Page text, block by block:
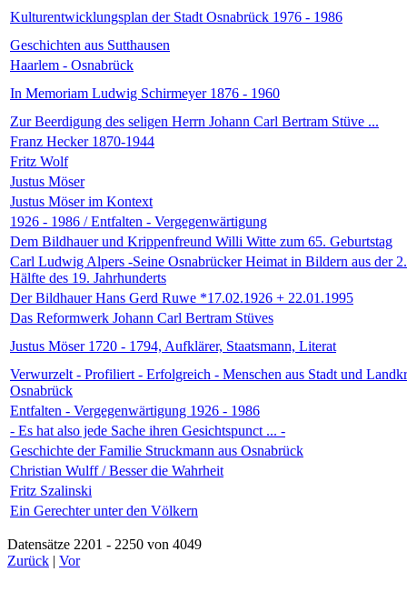
Kulturentwicklungsplan der Stadt Osnabrück 1976 - 1986
Geschichten aus Sutthausen
Haarlem - Osnabrück
In Memoriam Ludwig Schirmeyer 1876 - 1960
Zur Beerdigung des seligen Herrn Johann Carl Bertram Stüve ...
Franz Hecker 1870-1944
Fritz Wolf
Justus Möser
Justus Möser im Kontext
1926 - 1986 / Entfalten - Vergegenwärtigung
Dem Bildhauer und Krippenfreund Willi Witte zum 65. Geburtstag
Carl Ludwig Alpers -Seine Osnabrücker Heimat in Bildern aus der 2.
Hälfte des 19. Jahrhunderts
Der Bildhauer Hans Gerd Ruwe *17.02.1926 + 22.01.1995
Das Reformwerk Johann Carl Bertram Stüves
Justus Möser 1720 - 1794, Aufklärer, Staatsmann, Literat
Verwurzelt - Profiliert - Erfolgreich - Menschen aus Stadt und
Osnabrück
Entfalten - Vergegenwärtigung 1926 - 1986
- Es hat also jede Sache ihren Gesichtspunct ... -
Geschichte der Familie Struckmann aus Osnabrück
Christian Wulff / Besser die Wahrheit
Fritz Szalinski
Ein Gerechter unter den Völkern
Datensätze 2201 - 2250 von 4049
Zurück | Vor